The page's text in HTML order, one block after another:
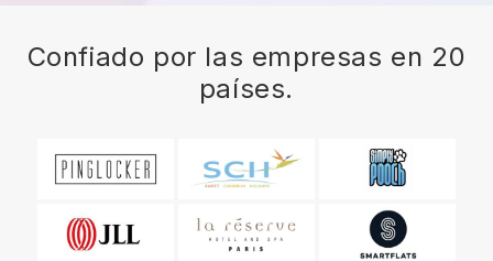
Confiado por las empresas en 20
países.